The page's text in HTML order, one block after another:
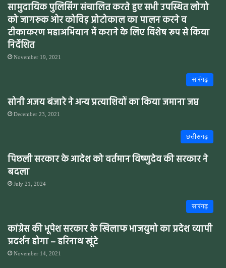
सामुदायिक पुलिसिंग संचालित करते हुए सभी उपस्थित लोगो
को जागरुक ओर कोविड़ प्रोटोकाल का पालन करने व
टीकाकरण महाअभियान में कराने के लिए विशेष रूप से किया
निर्देशित
November 19, 2021
सारंगढ़
सोनी अजय बंजारे ने अन्य प्रत्याशियों का किया जमाना जप्त
December 23, 2021
छत्तीसगढ़
पिछली सरकार के आदेश को वर्तमान विष्णुदेव की सरकार ने
बदला
July 21, 2024
सारंगढ़
कांग्रेस की भूपेश सरकार के खिलाफ भाजयुमो का प्रदेश व्यापी
प्रदर्शन होगा – हरिनाथ खूंटे
November 14, 2021